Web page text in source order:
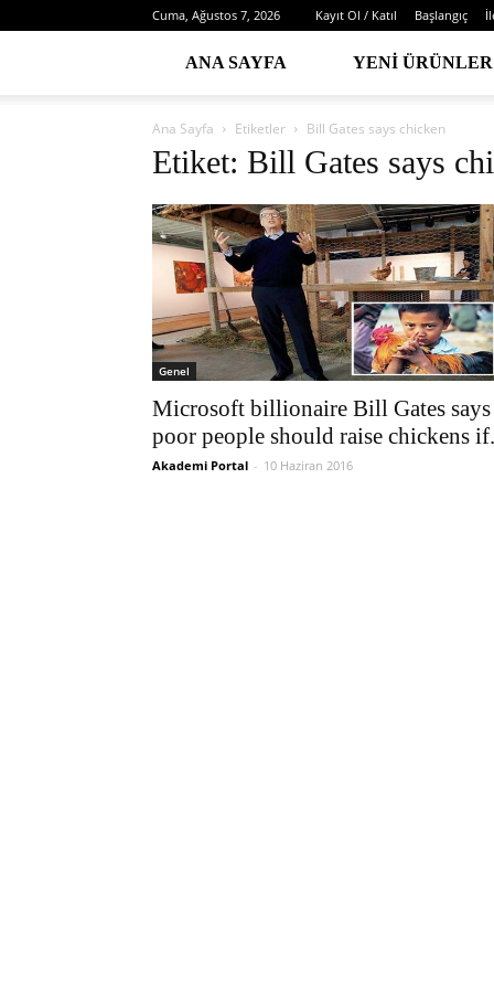
Cuma, Ağustos 7, 2026 Kayıt Ol / Katıl Başlangıç
ANA SAYFA YENI ÜRÜNLER
Ana Sayfa Etiketler Bill Gates says chicken
Etiket: Bill Gates says
Genel
Microsoft billionaire Bill Gates says
poor people should raise chickens
Akademi Portal - 10 Haziran 2016